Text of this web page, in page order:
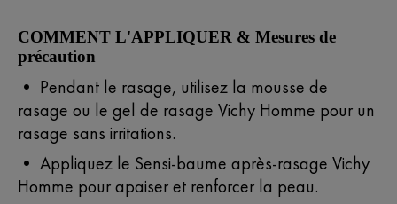
COMMENT L'APPLIQUER & Mesures de
précaution
• Pendant le rasage, utilisez la mousse de
rasage ou le gel de rasage Vichy Homme pour un
rasage sans irritations.
• Appliquez le Sensi-baume après-rasage Vichy
Homme pour apaiser et renforcer la peau.